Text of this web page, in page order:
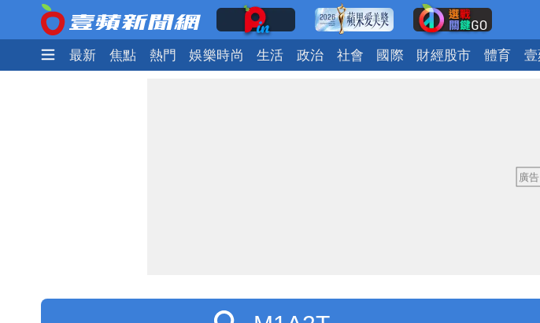
最新 焦點 熱門 娛樂時尚 生活 政治 社會 國際 財經股市 體育